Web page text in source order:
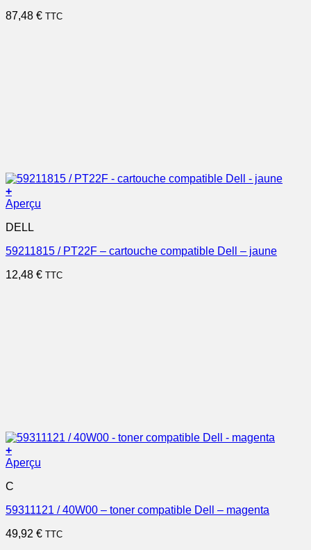
87,48 € TTC
+
Aperçu
DELL
59211815 / PT22F – cartouche compatible Dell – jaune
12,48 € TTC
+
Aperçu
C
59311121 / 40W00 – toner compatible Dell – magenta
49,92 € TTC